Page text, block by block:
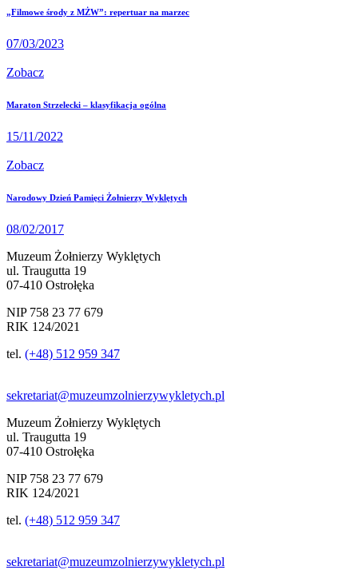
„Filmowe środy z MŻW”: repertuar na marzec
07/03/2023
Zobacz
Maraton Strzelecki – klasyfikacja ogólna
15/11/2022
Zobacz
Narodowy Dzień Pamięci Żołnierzy Wyklętych
08/02/2017
Muzeum Żołnierzy Wyklętych
ul. Traugutta 19
07-410 Ostrołęka
NIP 758 23 77 679
RIK 124/2021
tel. (+48) 512 959 347
sekretariat@muzeumzolnierzywykletych.pl
Muzeum Żołnierzy Wyklętych
ul. Traugutta 19
07-410 Ostrołęka
NIP 758 23 77 679
RIK 124/2021
tel. (+48) 512 959 347
sekretariat@muzeumzolnierzywykletych.pl